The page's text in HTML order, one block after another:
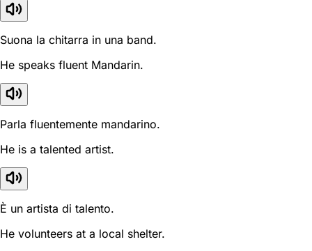
Suona la chitarra in una band.
He speaks fluent Mandarin.
Parla fluentemente mandarino.
He is a talented artist.
È un artista di talento.
He volunteers at a local shelter.